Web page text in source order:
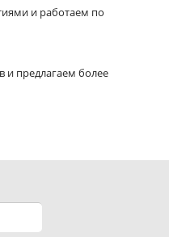
и работаем по
и предлагаем более